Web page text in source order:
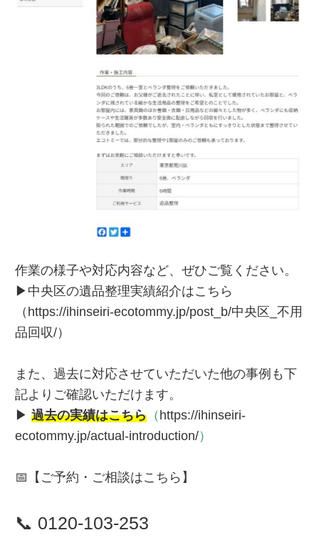
作業の様子や対応内容など、ぜひご覧ください。
▶中央区の遺品整理実績紹介はこちら
（ https://ihinseiri-ecotommy.jp/post_b/中央区_不用
品回収/）
また、過去に対応させていただいた他の事例も下
記よりご確認いただけます。
▶ 過去の実績はこちら （ https://ihinseiri-
ecotommy.jp/actual-introduction/）
📅【ご予約・ご相談はこちら】
📞 0120-103-253